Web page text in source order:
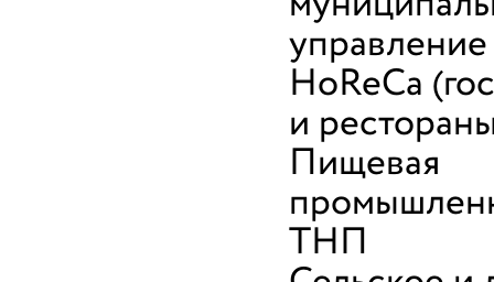
управление
HoReCa
и
Пищевая
ТНП